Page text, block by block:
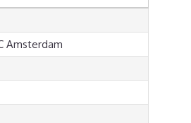
Amsterdam